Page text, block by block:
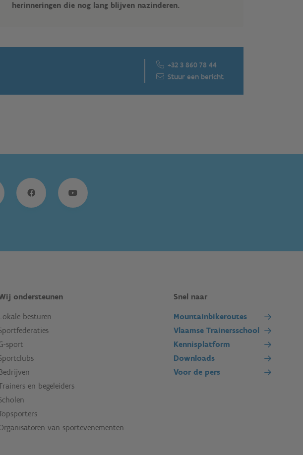
herinneringen die nog lang blijven nazinderen.
+32 3 860 78 44
Stuur een bericht
ondersteunen
besturen
sport
en begeleiders
van sportevenementen
Snel naar
Mountainbikeroutes
Vlaamse Trainersschool
Kennisplatform
Downloads
Voor de pers